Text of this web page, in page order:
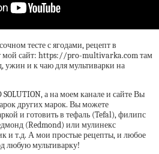
тесте с ягодами, рецепт в
мой сайт: https://pro-multivarka.com там
ужин и к чаю для мультиварки на
а на моем канале и сайте Вы
других марок. Вы можете
и готовить в тефаль (Tefal), филипс
(Redmond) или мулинекс
и т.д. А мои простые рецепты, и любое
любую мультиварку!